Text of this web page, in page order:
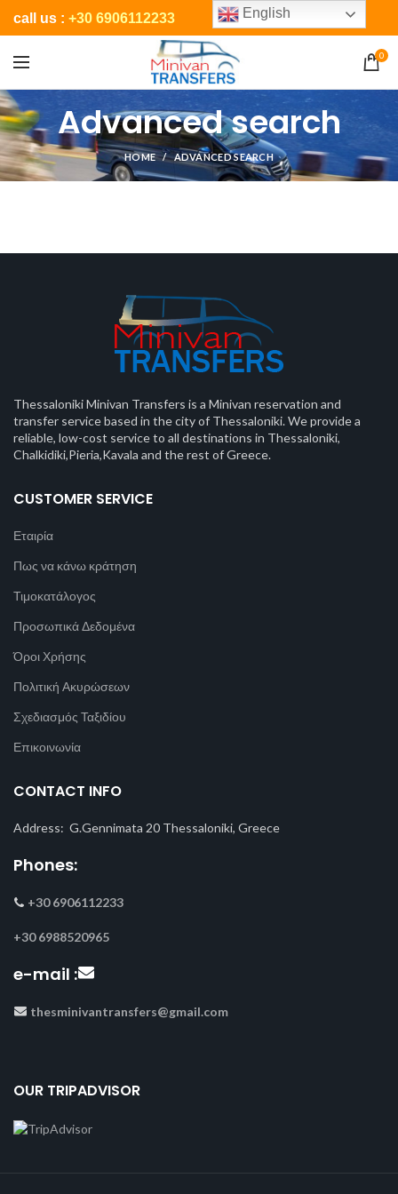
call us : +30 6906112233
0
Advanced search
HOME ADVANCED SEARCH
Thessaloniki Minivan Transfers is a Minivan reservation and
transfer service based in the city of Thessaloniki. We provide a
reliable, low-cost service to all destinations in Thessaloniki,
Chalkidiki,Pieria,Kavala and the rest of Greece.
CUSTOMER SERVICE
Εταιρία
Πως να κάνω κράτηση
Τιμοκατάλογος
Προσωπικά Δεδομένα
Όροι Χρήσης
Πολιτική Ακυρώσεων
Σχεδιασμός Ταξιδίου
Επικοινωνία
CONTACT INFO
Address: G.Gennimata 20 Thessaloniki, Greece
Phones:
+30 6906112233
+30 6988520965
e-mail :
thesminivantransfers@gmail.com
OUR TRIPADVISOR
English